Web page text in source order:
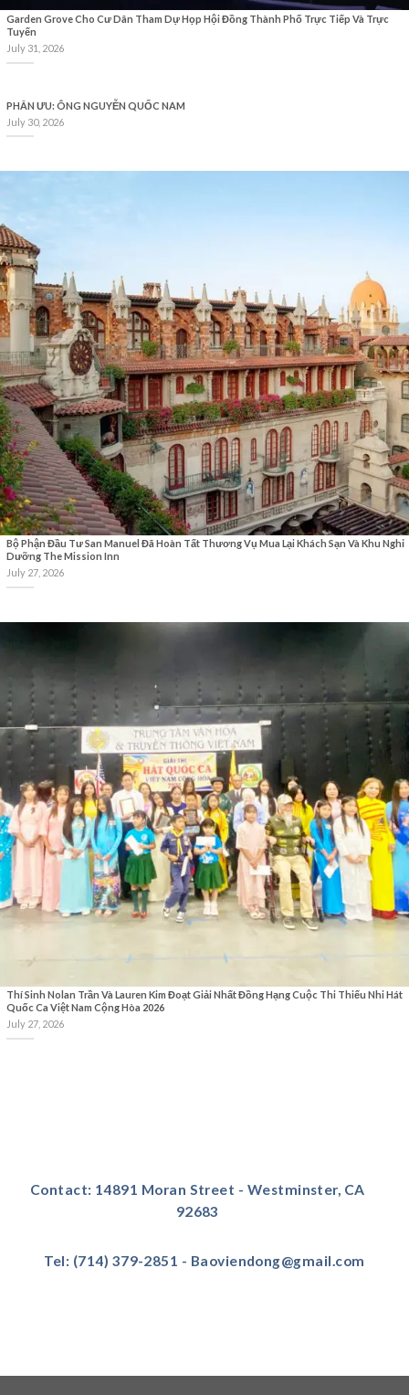
Garden Grove Cho Cư Dân Tham Dự Họp Hội Đồng Thành Phố Trực Tiếp Và Trực
Tuyến
July 31, 2026
PHÂN ƯU: ÔNG NGUYỄN QUỐC NAM
July 30, 2026
Bộ Phận Đầu Tư San Manuel Đã Hoàn Tất Thương Vụ Mua Lại Khách Sạn Và Khu Nghỉ
Dưỡng The Mission Inn
July 27, 2026
Thí Sinh Nolan Trần Và Lauren Kim Đoạt Giải Nhất Đồng Hạng Cuộc Thi Thiếu Nhi Hát
Quốc Ca Việt Nam Cộng Hòa 2026
July 27, 2026
Contact: 14891 Moran Street - Westminster, CA
92683
Tel: (714) 379-2851 - Baoviendong@gmail.com